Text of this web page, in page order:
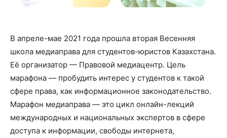
В апреле-мае 2021 года прошла вторая Весенняя
школа медиаправа для студентов-юристов Казахстана.
Её организатор — Правовой медиацентр. Цель
марафона — пробудить интерес у студентов к такой
сфере права, как информационное законодательство.
Марафон медиаправа — это цикл онлайн-лекций
международных и национальных экспертов в сфере
доступа к информации, свободы интернета,